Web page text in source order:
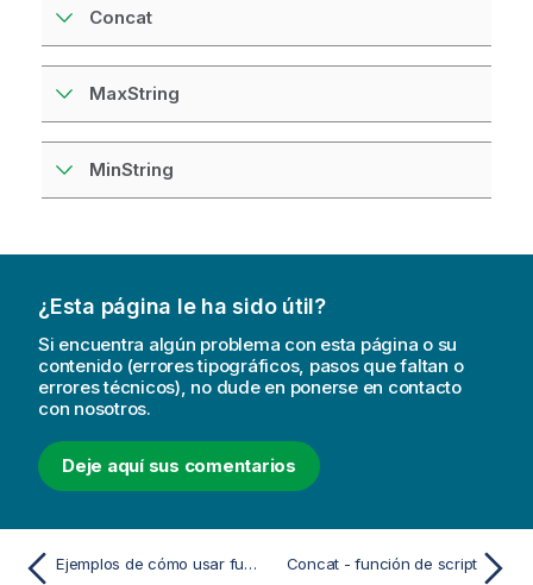
Concat
MaxString
MinString
¿Esta página le ha sido útil?
Si encuentra algún problema con esta página o su
contenido (errores tipográficos, pasos que faltan o
errores técnicos), no dude en ponerse en contacto
con nosotros.
Deje aquí sus comentarios
Ejemplos de cómo usar funciones z-test Concat - función de script